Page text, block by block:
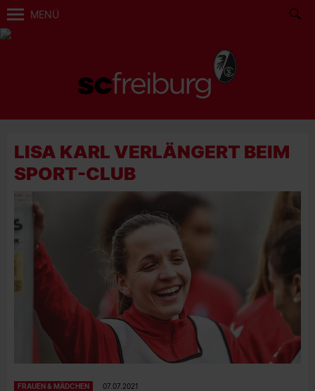
MENÜ
LISA KARL VERLÄNGERT BEIM
SPORT-CLUB
FRAUEN & MÄDCHEN 07.07.2021